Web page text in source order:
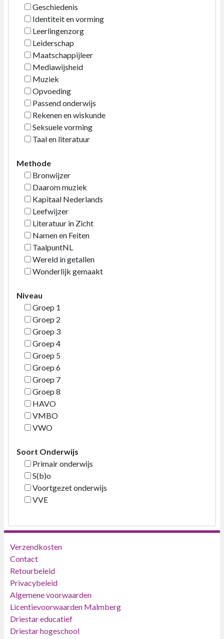
Geschiedenis
Identiteit en vorming
Leerlingenzorg
Leiderschap
Maatschappijleer
Mediawijsheid
Muziek
Opvoeding
Passend onderwijs
Rekenen en wiskunde
Seksuele vorming
Taal en literatuur
Methode
Bronwijzer
Daarom muziek
Kapitaal Nederlands
Leefwijzer
Literatuur in Zicht
Namen en Feiten
TaalpuntNL
Wereld in getallen
Wonderlijk gemaakt
Niveau
Groep 1
Groep 2
Groep 3
Groep 4
Groep 5
Groep 6
Groep 7
Groep 8
HAVO
VMBO
VWO
Soort Onderwijs
Primair onderwijs
S(b)o
Voortgezet onderwijs
VVE
Verzendkosten
Contact
Retourbeleid
Privacybeleid
Algemene voorwaarden
Licentievoorwaarden Malmberg
Driestar educatief
Driestar hogeschool